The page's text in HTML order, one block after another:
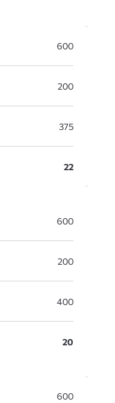
600
200
375
22
600
200
400
20
600